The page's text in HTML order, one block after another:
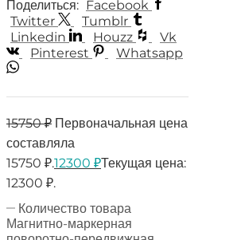
Поделиться: Facebook
Twitter
Tumblr
Linkedin
Houzz
Vk
Pinterest
Whatsapp
15750₽ Первоначальная цена
составляла
15750 ₽.12300 ₽Текущая цена:
12300 ₽.
Количество товара
Магнитно-маркерная